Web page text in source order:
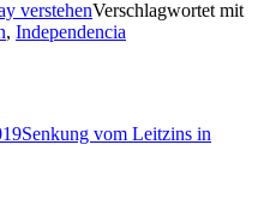
verstehenVerschlagwortet mit
, Independencia
Senkung vom Leitzins in